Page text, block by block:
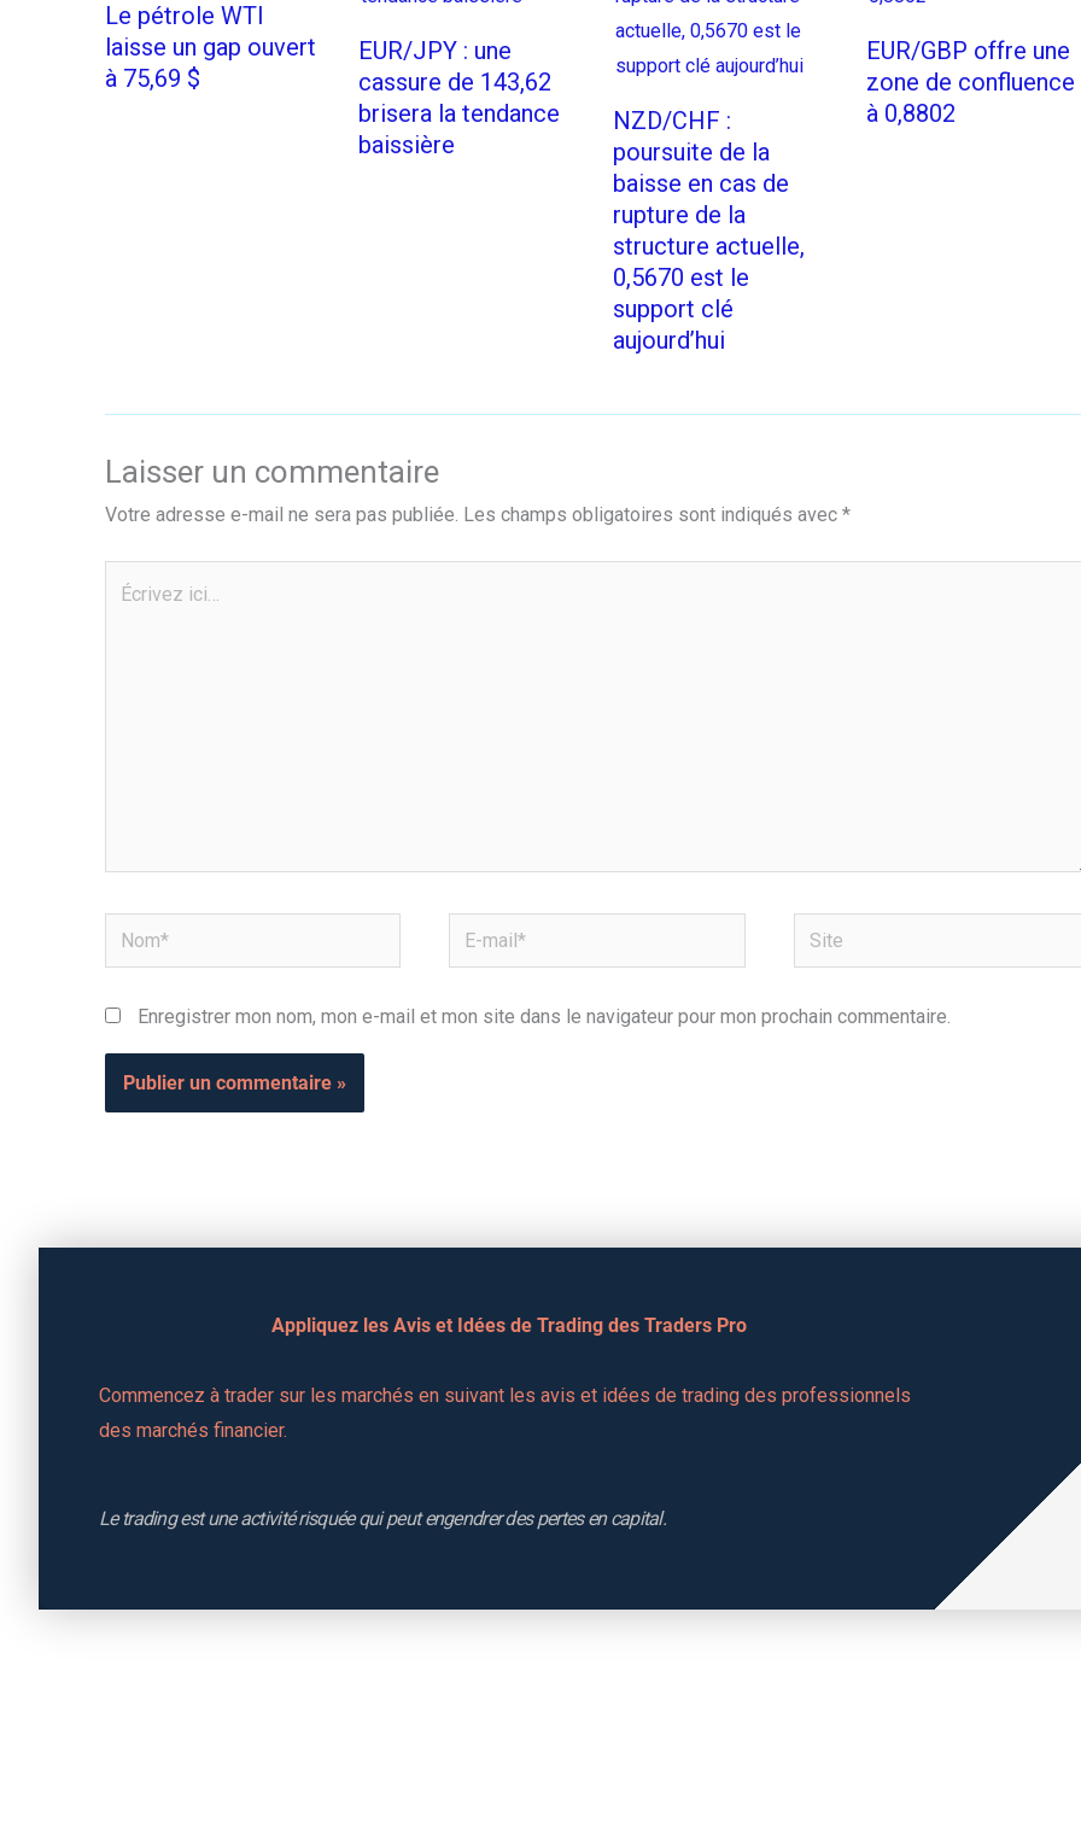
Le pétrole WTI
laisse un gap ouvert
à 75,69 $
EUR/JPY : une
cassure de 143,62
brisera la tendance
baissière
NZD/CHF :
poursuite de la
baisse en cas de
rupture de la
structure actuelle,
0,5670 est le
support clé
aujourd’hui
EUR/GBP offre une
zone de confluence
à 0,8802
Laisser un commentaire
Votre adresse e-mail ne sera pas publiée. Les champs obligatoires sont indiqués avec *
Écrivez
Nom*
mail*
Site
Enregistrer mon nom, mon e-mail et mon site dans le navigateur pour mon prochain commentaire.
Appliquez les Avis et Idées de Trading des Traders Pro
Commencez à trader sur les marchés en suivant les avis et idées de trading des professionnels
des marchés financier.
Le trading est une activité risquée qui peut engendrer des pertes en capital.